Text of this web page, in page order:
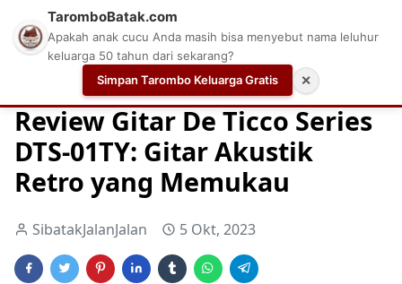
Gitar REVIEW GITAR
Review Gitar De Ticco Series
DTS-01TY: Gitar Akustik
Retro yang Memukau
SibatakJalanJalan 5 Okt, 2023
TaromboBatak.com
Apakah anak cucu Anda masih bisa menyebut nama leluhur
keluarga 50 tahun dari sekarang?
Simpan Tarombo Keluarga Gratis
✕